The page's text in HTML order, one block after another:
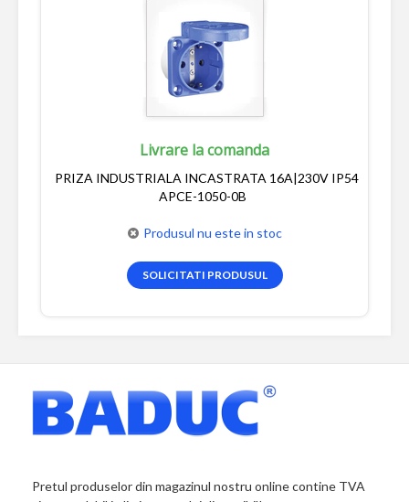
Livrare la comanda
PRIZA INDUSTRIALA INCASTRATA 16A|230V IP54
APCE-1050-0B
Produsul nu este in stoc
SOLICITATI PRODUSUL
Pretul produselor din magazinul nostru online contine TVA